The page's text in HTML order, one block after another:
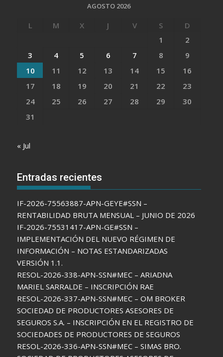
AGOSTO 2026
L M X J V S
D
1
2
3
4 5 6 7 8
9
10
11 12 13 14 15
16
17
18 19 20 21 22
23
24
25 26 27 28 29
30
31
« Jul
Entradas recientes
IF-2026-75563887-APN-GEYE#SSN –
RENTABILIDAD BRUTA MENSUAL – JUNIO DE 2026
IF-2026-75531417-APN-GE#SSN –
IMPLEMENTACIÓN DEL NUEVO RÉGIMEN DE
INFORMACIÓN – NOTAS ESTANDARIZADAS
VERSIÓN 1.1.
RESOL-2026-338-APN-SSN#MEC – ARIADNA
MARIEL SARRALDE – INSCRIPCIÓN RAE
RESOL-2026-337-APN-SSN#MEC – OM BROKER
SOCIEDAD DE PRODUCTORES ASESORES DE
SEGUROS S.A. – INSCRIPCIÓN EN EL REGISTRO DE
SOCIEDADES DE PRODUCTORES DE SEGUROS
RESOL-2026-336-APN-SSN#MEC – SIMAS BRO.